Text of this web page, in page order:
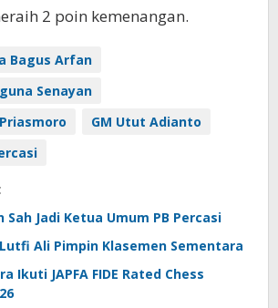
2 poin kemenangan.
Bagus Arfan
Senayan
GM Utut Adianto
Jadi Ketua Umum PB Percasi
Ali Pimpin Klasemen Sementara
Ikuti JAPFA FIDE Rated Chess